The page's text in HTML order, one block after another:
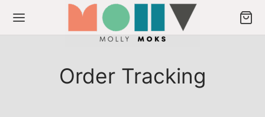
Order Tracking